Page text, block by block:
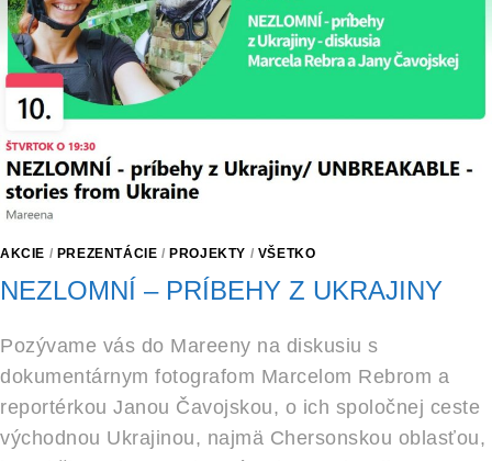
AKCIE / PREZENTÁCIE / PROJEKTY / VŠETKO
NEZLOMNÍ – PRÍBEHY Z UKRAJINY
Pozývame vás do Mareeny na diskusiu s
dokumentárnym fotografom Marcelom Rebrom a
reportérkou Janou Čavojskou, o ich spoločnej ceste
východnou Ukrajinou, najmä Chersonskou oblasťou,